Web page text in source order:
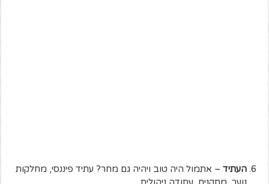
העתיד – אתמול היה טוב ויהיה גם מחר? עתיד פיננסי, מחלקות